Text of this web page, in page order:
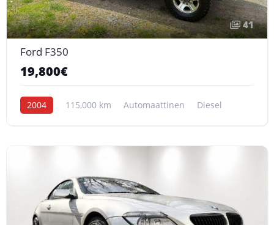
41
Ford F350
19,800€
2004 115,000 km Automaattinen Diesel